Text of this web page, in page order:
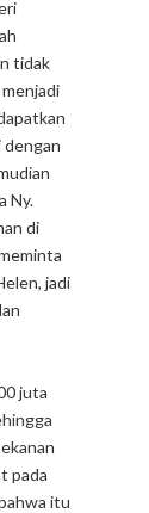
tidak
dengan
Ny.
di
jadi
juta
pada
itu